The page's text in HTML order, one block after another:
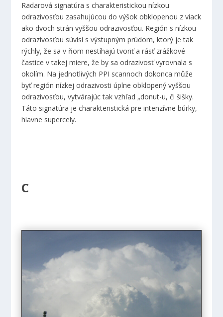
Radarová signatúra s charakteristickou nízkou
odrazivosťou zasahujúcou do výšok obklopenou z viack
ako dvoch strán vyššou odrazivosťou. Región s nízkou
odrazivosťou súvisí s výstupným prúdom, ktorý je tak
rýchly, že sa v ňom nestíhajú tvoriť a rásť zrážkové
častice v takej miere, že by sa odrazivosť vyrovnala s
okolím. Na jednotlivých PPI scannoch dokonca může
byť región nízkej odrazivosti úplne obklopený vyššou
odrazivosťou, vytvárajúc tak vzhľad „donut-u, či šišky.
Táto signatúra je charakteristická pre intenzívne búrky,
hlavne supercely.
C